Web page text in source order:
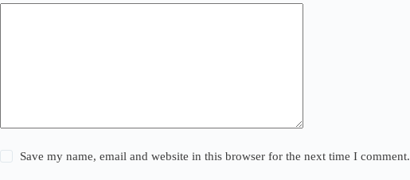
Save my name, email and website in this browser for the next time I comment.